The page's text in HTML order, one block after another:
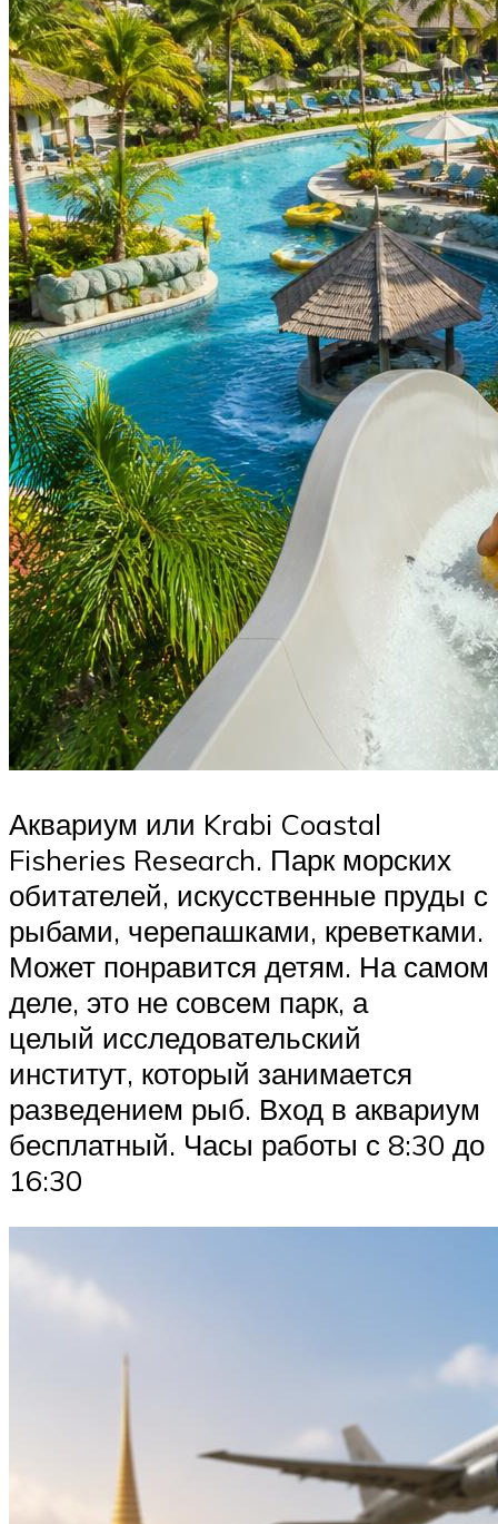
Аквариум или Krabi Coastal
Fisheries Research. Парк морских
обитателей, искусственные пруды с
рыбами, черепашками, креветками.
Может понравится детям. На самом
деле, это не совсем парк, а
целый исследовательский
институт, который занимается
разведением рыб. Вход в аквариум
бесплатный. Часы работы с 8:30 до
16:30